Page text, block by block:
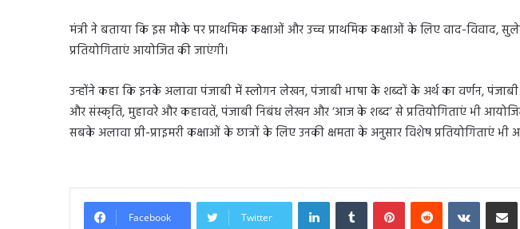
मंत्री ने बताया कि इस मौके पर प्राथमिक कक्षाओं और उच्च प्राथमिक कक्षाओं के लिए वाद-विवाद,
प्रतियोगिताएं आयोजित की जाएंगी।
उन्होंने कहा कि इनके अलावा पंजाबी में स्लोगन लेखन, पंजाबी भाषा के शब्दों के अर्थ का वर्णन, पंजाबी
और संस्कृति, मुहावरे और कहावतें, पंजाबी निबंध लेखन और ‘आज के शब्द’ से प्रतियोगिताएं भी
सबके अलावा प्री-प्राइमरी कक्षाओं के छात्रों के लिए उनकी क्षमता के अनुसार विशेष प्रतियोगिताएं भी
Facebook Twitter
LinkedInTumblr PinterestReddit